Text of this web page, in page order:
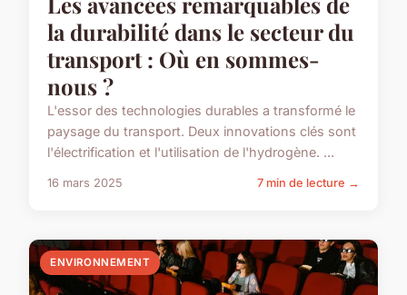
la durabilité dans le secteur du
transport : Où en sommes-
nous ?
L'essor des technologies durables a transformé le
paysage du transport. Deux innovations clés sont
l'électrification et l'utilisation de l'hydrogène. ...
16 mars 2025 7 min de lecture →
ENVIRONNEMENT